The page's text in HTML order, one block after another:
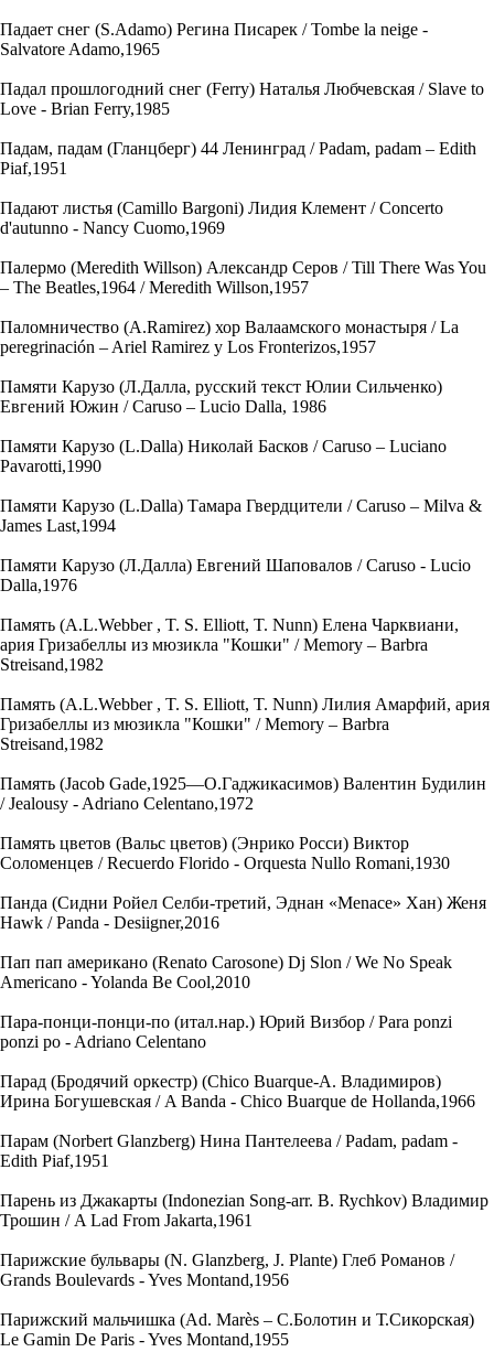
Падает снег (S.Adamo) Регина Писарек / Tombe la neige -
Salvatore Adamo,1965
Падал прошлогодний снег (Ferry) Наталья Любчевская / Slave to
Love - Brian Ferry,1985
Падам, падам (Гланцберг) 44 Ленинград / Padam, padam – Edith
Piaf,1951
Падают листья (Camillo Bargoni) Лидия Клемент / Concerto
d'autunno - Nancy Cuomo,1969
Палермо (Meredith Willson) Александр Серов / Till There Was You
– The Beatles,1964 / Meredith Willson,1957
Паломничество (A.Ramirez) хор Валаамского монастыря / La
peregrinación – Ariel Ramirez y Los Fronterizos,1957
Памяти Карузо (Л.Далла, русский текст Юлии Сильченко)
Евгений Южин / Caruso – Lucio Dalla, 1986
Памяти Карузо (L.Dalla) Николай Басков / Caruso – Luciano
Pavarotti,1990
Памяти Карузо (L.Dalla) Тамара Гвердцители / Caruso – Milva &
James Last,1994
Памяти Карузо (Л.Далла) Евгений Шаповалов / Caruso - Lucio
Dalla,1976
Память (A.L.Webber , T. S. Elliott, T. Nunn) Елена Чарквиани,
ария Гризабеллы из мюзикла "Кошки" / Memory – Barbra
Streisand,1982
Память (A.L.Webber , T. S. Elliott, T. Nunn) Лилия Амарфий, ария
Гризабеллы из мюзикла "Кошки" / Memory – Barbra
Streisand,1982
Память (Jacob Gade,1925—О.Гаджикасимов) Валентин Будилин
/ Jealousy - Adriano Celentano,1972
Память цветов (Вальс цветов) (Энрико Росси) Виктор
Соломенцев / Recuerdo Florido - Orquesta Nullo Romani,1930
Панда (Сидни Ройел Селби-третий, Эднан «Menace» Хан) Женя
Hawk / Panda - Desiigner,2016
Пап пап американо (Renato Carosone) Dj Slon / We No Speak
Americano - Yolanda Be Cool,2010
Пара-понци-понци-по (итал.нар.) Юрий Визбор / Para ponzi
ponzi po - Adriano Celentano
Парад (Бродячий оркестр) (Chico Buarque-А. Владимиров)
Ирина Богушевская / A Banda - Chico Buarque de Hollanda,1966
Парам (Norbert Glanzberg) Нина Пантелеева / Padam, padam -
Edith Piaf,1951
Парень из Джакарты (Indonezian Song-arr. B. Rychkov) Владимир
Трошин / A Lad From Jakarta,1961
Парижские бульвары (N. Glanzberg, J. Plante) Глеб Романов /
Grands Boulevards - Yves Montand,1956
Парижский мальчишка (Ad. Marès – С.Болотин и Т.Сикорская)
Le Gamin De Paris - Yves Montand,1955